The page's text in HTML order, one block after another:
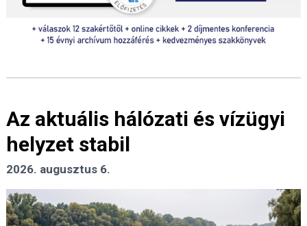
Az aktuális hálózati és vízügyi
helyzet stabil
2026. augusztus 6.